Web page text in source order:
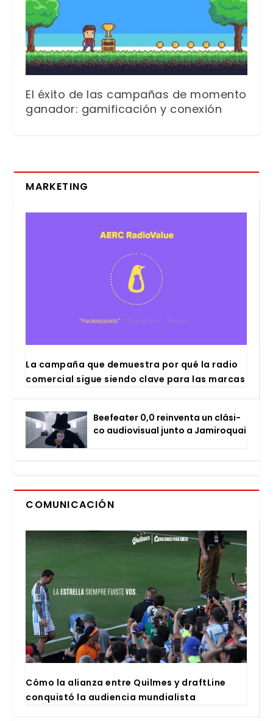
El éxito de las campañas de momento
ganador: gamificación y conexión
MARKETING
La cam­pa­ña que demues­tra por qué la radio
comer­cial sigue sien­do cla­ve para las mar­cas
Bee­fea­ter 0,0 rein­ven­ta un clá­si­
co audio­vi­sual jun­to a Jami­ro­quai
COMUNICACIÓN
Cómo la alian­za entre Quil­mes y draftLi­ne
con­quis­tó la audien­cia mun­dia­lis­ta